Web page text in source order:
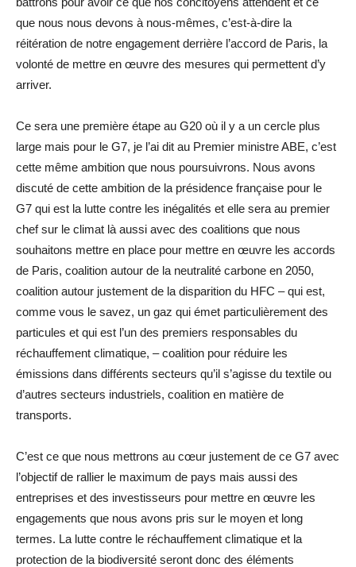
que nous nous devons à nous-mêmes, c’est-à-dire la
réitération de notre engagement derrière l’accord de Paris, la
volonté de mettre en œuvre des mesures qui permettent d’y
arriver.
Ce sera une première étape au G20 où il y a un cercle plus
large mais pour le G7, je l’ai dit au Premier ministre ABE, c’est
cette même ambition que nous poursuivrons. Nous avons
discuté de cette ambition de la présidence française pour le
G7 qui est la lutte contre les inégalités et elle sera au premier
chef sur le climat là aussi avec des coalitions que nous
souhaitons mettre en place pour mettre en œuvre les accords
de Paris, coalition autour de la neutralité carbone en 2050,
coalition autour justement de la disparition du HFC – qui est,
comme vous le savez, un gaz qui émet particulièrement des
particules et qui est l’un des premiers responsables du
réchauffement climatique, – coalition pour réduire les
émissions dans différents secteurs qu’il s’agisse du textile ou
d’autres secteurs industriels, coalition en matière de
transports.
C’est ce que nous mettrons au cœur justement de ce G7 avec
l’objectif de rallier le maximum de pays mais aussi des
entreprises et des investisseurs pour mettre en œuvre les
engagements que nous avons pris sur le moyen et long
termes. La lutte contre le réchauffement climatique et la
protection de la biodiversité seront donc des éléments